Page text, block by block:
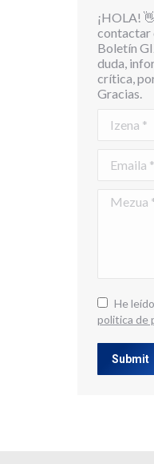
¡HOLA!
contactar
Boletín
duda,
crítica,
Gracias.
Mezua *
He
politica de
Submit